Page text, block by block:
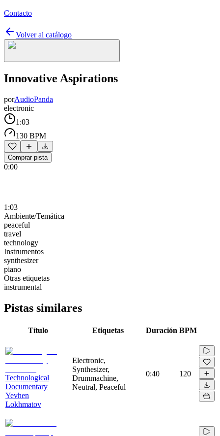
Contacto
Volver al catálogo
Innovative Aspirations
porAudioPanda
electronic
1:03
130 BPM
Comprar pista
0:00
1:03
Ambiente/Temática
peaceful
travel
technology
Instrumentos
synthesizer
piano
Otras etiquetas
instrumental
Pistas similares
Título Etiquetas Duración BPM
Technological
Documentary
Yevhen
Lokhmatov
Electronic,
Synthesizer,
Drummachine,
Neutral, Peaceful
0:40 120